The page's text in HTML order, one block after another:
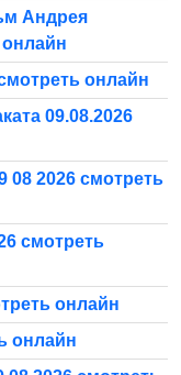
Андрея
онлайн
09.08.2026
08 2026 смотреть
смотреть
онлайн
онлайн